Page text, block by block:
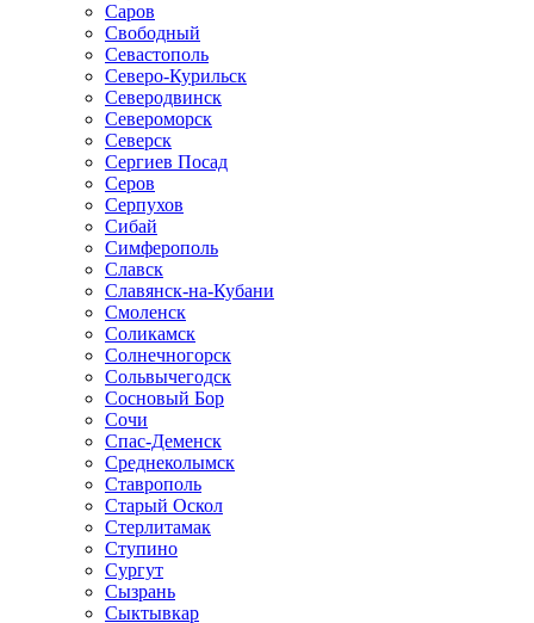
Саров
Свободный
Севастополь
Северо-Курильск
Северодвинск
Североморск
Северск
Сергиев Посад
Серов
Серпухов
Сибай
Симферополь
Славск
Славянск-на-Кубани
Смоленск
Соликамск
Солнечногорск
Сольвычегодск
Сосновый Бор
Сочи
Спас-Деменск
Среднеколымск
Ставрополь
Старый Оскол
Стерлитамак
Ступино
Сургут
Сызрань
Сыктывкар